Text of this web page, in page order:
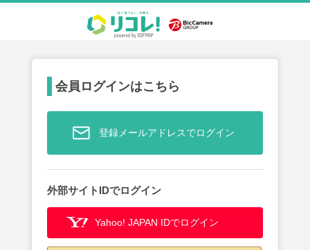
会員ログインはこちら
登録メールアドレスでログイン
外部サイトIDでログイン
Yahoo! JAPAN IDでログイン